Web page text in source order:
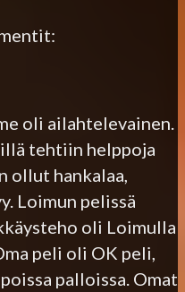
oli ailahtelevainen.
tehtiin helppoja
ollut hankalaa,
Loimun pelissä
oli Loimulla
peli oli OK peli,
palloissa. Omat